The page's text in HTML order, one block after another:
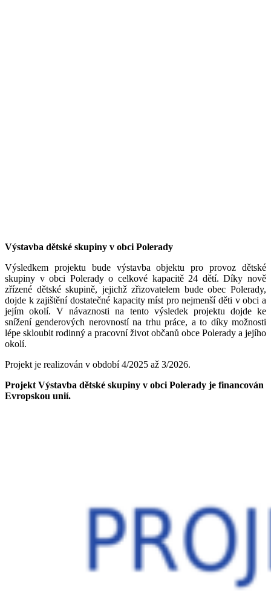
Výstavba dětské skupiny v obci Polerady
Výsledkem projektu bude výstavba objektu pro provoz dětské
skupiny v obci Polerady o celkové kapacitě 24 dětí. Díky nově
zřízené dětské skupině, jejichž zřizovatelem bude obec Polerady,
dojde k zajištění dostatečné kapacity míst pro nejmenší děti v obci a
jejím okolí. V návaznosti na tento výsledek projektu dojde ke
snížení genderových nerovností na trhu práce, a to díky možnosti
lépe skloubit rodinný a pracovní život občanů obce Polerady a jejího
okolí.
Projekt je realizován v období 4/2025 až 3/2026.
Projekt Výstavba dětské skupiny v obci Polerady je financován
Evropskou unií.